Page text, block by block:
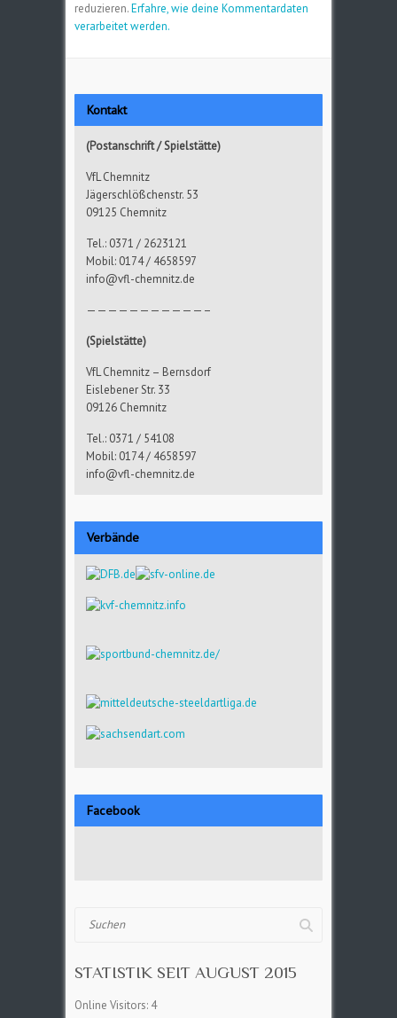
reduzieren.Erfahre, wie deine Kommentardaten
verarbeitet werden.
Kontakt
(Postanschrift / Spielstätte)
VfL Chemnitz
Jägerschlößchenstr. 53
09125 Chemnitz
Tel.: 0371 / 2623121
Mobil: 0174 / 4658597
info@vfl-chemnitz.de
———————————–
(Spielstätte)
VfL Chemnitz – Bernsdorf
Eislebener Str. 33
09126 Chemnitz
Tel.: 0371 / 54108
Mobil: 0174 / 4658597
info@vfl-chemnitz.de
Verbände
Facebook
STATISTIK SEIT AUGUST 2015
Online Visitors: 4